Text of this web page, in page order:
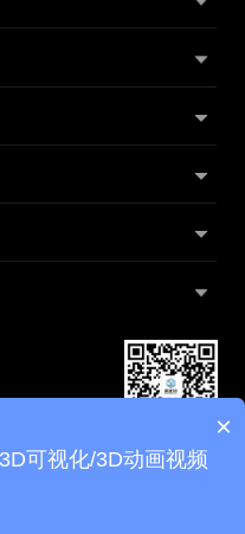
×
可视化/3D动画视频